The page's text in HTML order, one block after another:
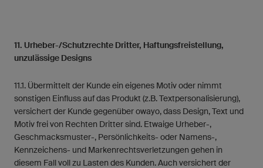
11. Urheber-/Schutzrechte Dritter, Haftungsfreistellung,
unzulässige Designs
11.1. Übermittelt der Kunde ein eigenes Motiv oder nimmt
sonstigen Einfluss auf das Produkt (z.B. Textpersonalisierung),
versichert der Kunde gegenüber owayo, dass Design, Text und
Motiv frei von Rechten Dritter sind. Etwaige Urheber-,
Geschmacksmuster-, Persönlichkeits- oder Namens-,
Kennzeichens- und Markenrechtsverletzungen gehen in
diesem Fall voll zu Lasten des Kunden. Auch versichert der